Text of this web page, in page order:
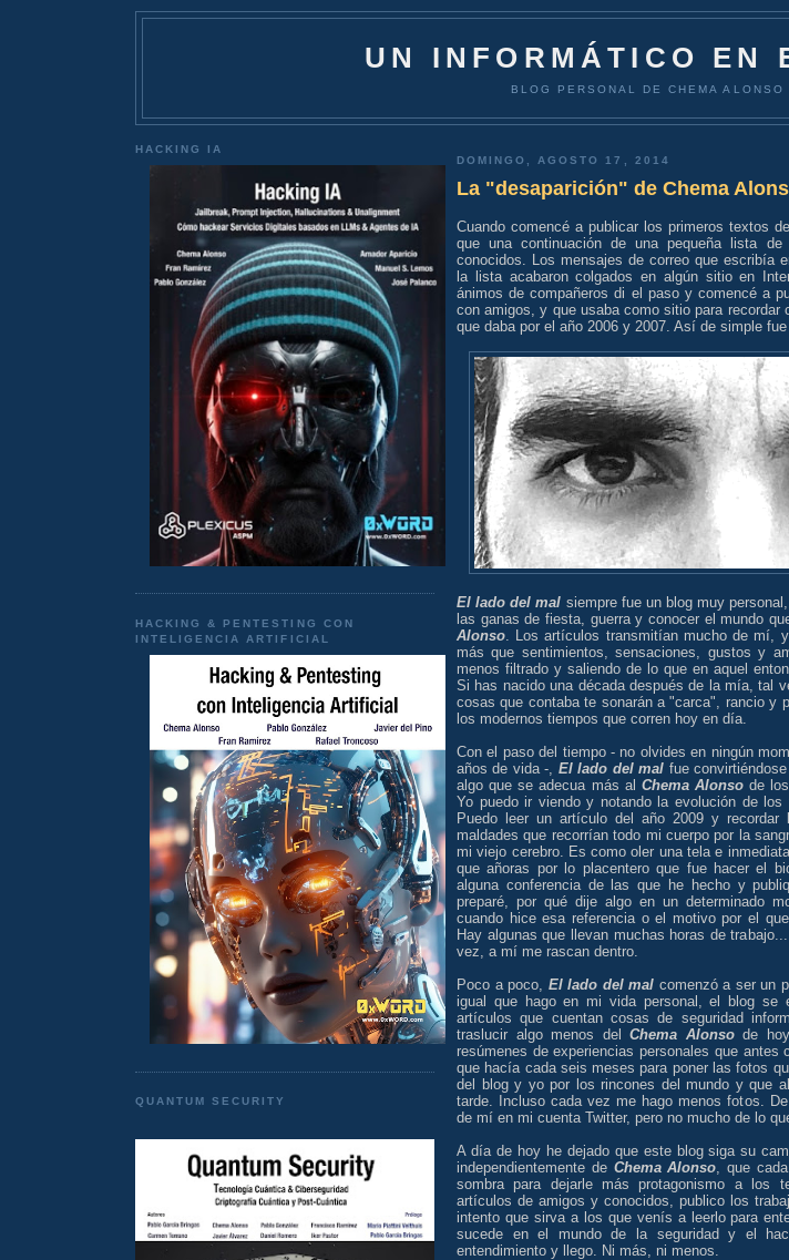
UN INFORMÁTICO EN
BLOG PERSONAL DE CHEMA ALONSO
HACKING IA
HACKING & PENTESTING CON
INTELIGENCIA ARTIFICIAL
QUANTUM SECURITY
DOMINGO, AGOSTO 17, 2014
La "desaparición" de Chema
Cuando comencé a publicar los primeros textos de
que una continuación de una pequeña lista
conocidos. Los mensajes de correo que escribía
la lista acabaron colgados en algún sitio en
ánimos de compañeros di el paso y comencé a
con amigos, y que usaba como sitio para recordar
que daba por el año 2006 y 2007. Así de simple
El lado del mal siempre fue un blog muy
las ganas de fiesta, guerra y conocer el mundo
Alonso . Los artículos transmitían mucho de mí,
más que sentimientos, sensaciones, gustos y
menos filtrado y saliendo de lo que en aquel
Si has nacido una década después de la mía, tal
cosas que contaba te sonarán a "carca", rancio y
los modernos tiempos que corren hoy en día.
Con el paso del tiempo - no olvides en ningún
años de vida -, El lado del mal fue
algo que se adecua más al Chema Alonso de
Yo puedo ir viendo y notando la evolución de
Puedo leer un artículo del año 2009 y
maldades que recorrían todo mi cuerpo por la
mi viejo cerebro. Es como oler una tela e
que añoras por lo placentero que fue hacer el
alguna conferencia de las que he hecho y
preparé, por qué dije algo en un determinado
cuando hice esa referencia o el motivo por el
Hay algunas que llevan muchas horas de
vez, a mí me rascan dentro.
Poco a poco, El lado del mal comenzó a ser un
igual que hago en mi vida personal, el blog
artículos que cuentan cosas de seguridad
traslucir algo menos delChema Alonsode hoy
resúmenes de experiencias personales que
que hacía cada seis meses para poner las fotos
del blog y yo por los rincones del mundo y que
tarde. Incluso cada vez me hago menos fotos.
de mí en mi cuenta Twitter, pero no mucho de lo
A día de hoy he dejado que este blog siga su
independientemente de Chema Alonso , que
sombra para dejarle más protagonismo a los
artículos de amigos y conocidos, publico los
intento que sirva a los que venís a leerlo para
sucede en el mundo de la seguridad y el
entendimiento y llego. Ni más, ni menos.